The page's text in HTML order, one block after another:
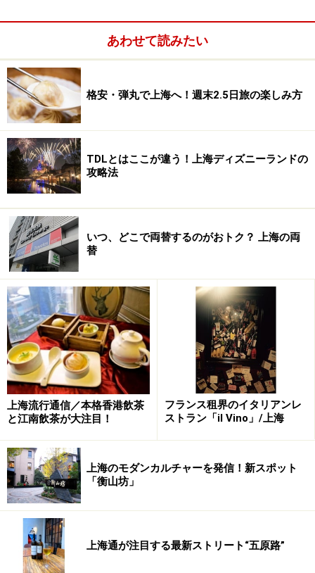
羅）、口直し（酢のもの）、食事（うどん、ねぎとろ寿
司、茶漬けより1つ）、そして“手作りデザート”と、飽き
ることなく最後まで食事を楽しむことができます。
さまざまな魚も日本の各地から直輸入されていてフレッシ
ュ！
素材の80％は日本からの直輸入、そしてどのお料理も旬
の食材を多く取り入れ、季節の味覚が満載。食材の味が
引き立つような調理方法と手の込んだ盛り付けで、味だ
けでなく目でも美味しいお料理の数々に出会えます。
ロケーションは新天地エリアながら、高級バカラビル内
の奥まった場所にあり、なかなか辿り着けないのがどこ
かミステリアス。中国の富裕層や香港系の俳優さんたち
も訪れています。
店内は、モダンジャパニーズスタイルで、キャンドルラ
イトがテーブルに灯るシックでシンプルな空間、そして
200平米の広さに38席のみと、ゆったりサイズに設計さ
れています。少人数で来た時には趣と厚みがある一枚板
のカウンターで、大切な人の密会の時には8名収入可能
な畳の個室で、シーン別に利用することもできます。
旅先で、胃袋が中華に疲れた時、そして、ちょっとゴー
あわせて読みたい
格安・弾丸で上海へ！週末2.5日旅の楽しみ方
TDLとはここが違う！上海ディズニーランドの
攻略法
いつ、どこで両替するのがおトク？ 上海の両
替
上海流行通信／本格香港飲茶
と江南飲茶が大注目！
フランス租界のイタリアンレ
ストラン「il Vino」/上海
上海のモダンカルチャーを発信！新スポット
「衡山坊」
上海通が注目する最新ストリート“五原路”